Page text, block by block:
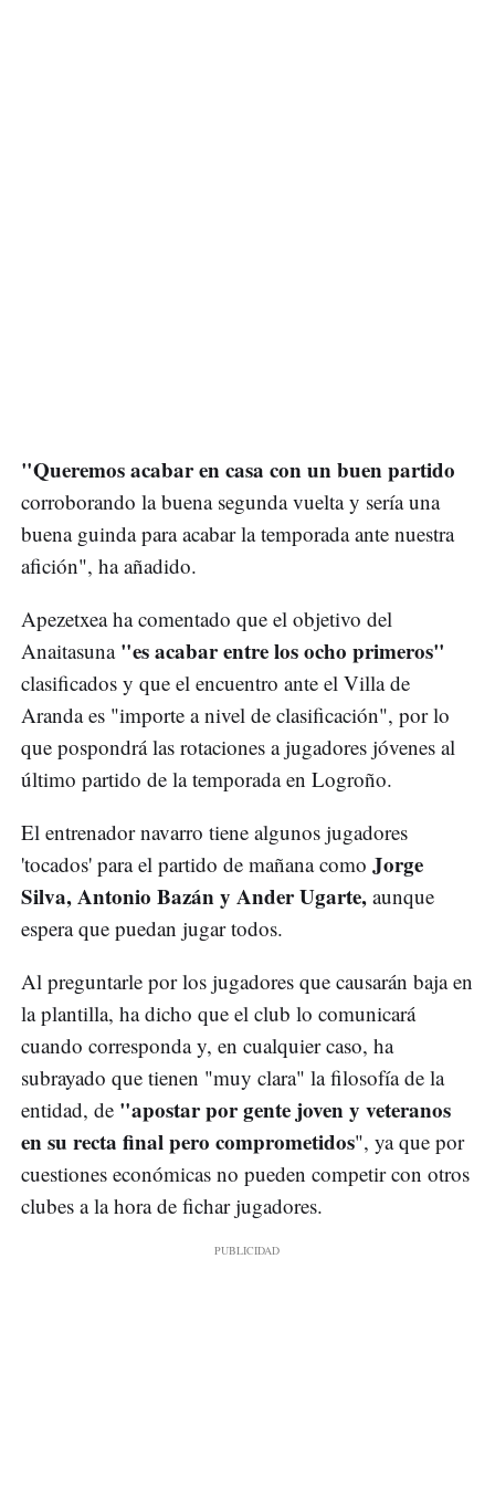
"Queremos acabar en casa con un buen partido
corroborando la buena segunda vuelta y sería una
buena guinda para acabar la temporada ante nuestra
afición", ha añadido.
Apezetxea ha comentado que el objetivo del
Anaitasuna "es acabar entre los ocho primeros"
clasificados y que el encuentro ante el Villa de
Aranda es "importe a nivel de clasificación", por lo
que pospondrá las rotaciones a jugadores jóvenes al
último partido de la temporada en Logroño.
El entrenador navarro tiene algunos jugadores
'tocados' para el partido de mañana como Jorge
Silva, Antonio Bazán y Ander Ugarte, aunque
espera que puedan jugar todos.
Al preguntarle por los jugadores que causarán baja en
la plantilla, ha dicho que el club lo comunicará
cuando corresponda y, en cualquier caso, ha
subrayado que tienen "muy clara" la filosofía de la
entidad, de "apostar por gente joven y veteranos
en su recta final pero comprometidos", ya que por
cuestiones económicas no pueden competir con otros
clubes a la hora de fichar jugadores.